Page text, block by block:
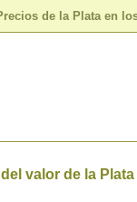
de la Plata en
valor de la